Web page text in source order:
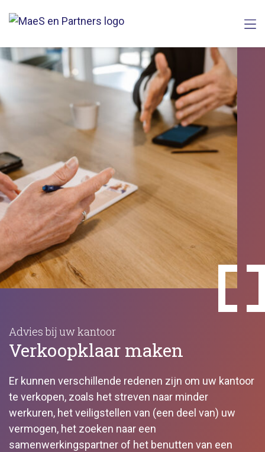
Advies bij uw kantoor
Verkoopklaar maken
Er kunnen verschillende redenen zijn om uw kantoor
te verkopen, zoals het streven naar minder
werkuren, het veiligstellen van (een deel van) uw
vermogen, het zoeken naar een
samenwerkingspartner of het benutten van een